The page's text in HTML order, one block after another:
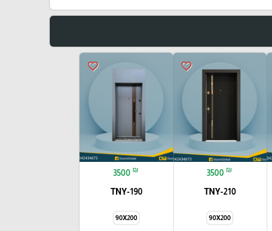
favorite_border
3500 ₪
TNY-210
90X200
favorite_border
3500 ₪
TNY-190
90X200